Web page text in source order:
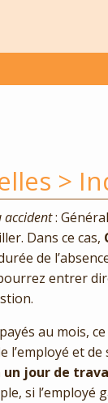
>
accident:
Dans ce cas,
de
entrer
au mois,
et de
un jour de
si l’employé